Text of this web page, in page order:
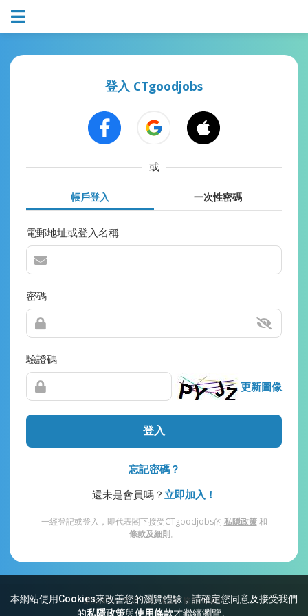
本網站使用Cookies來改善您的瀏覽體驗，請確定您同意及接受我們
的私隱政策與使用條款才繼續瀏覽。
登入 CTgoodjobs
或
帳戶登入 一次性密碼
電郵地址或登入名稱
密碼
驗證碼
更新圖像
登入
忘記密碼？
還未是會員嗎？ 立即加入！
一經登記或登入，即代表閣下接受CTgoodjobs的 私隱政策和
條款及細則。
網站索引 常見問題 私隱 條款及細則